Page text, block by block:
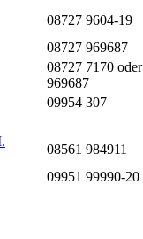
08727 9604-19
08727 969687
08727 7170 oder
969687
09954 307
08561 984911
09951 99990-20